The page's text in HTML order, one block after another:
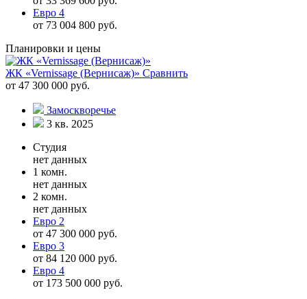
Евро 4
от 73 004 800 руб.
Планировки и цены
ЖК «Vernissage (Вернисаж)» Сравнить
от 47 300 000 руб.
Замоскворечье
3 кв. 2025
Студия
нет данных
1 комн.
нет данных
2 комн.
нет данных
Евро 2
от 47 300 000 руб.
Евро 3
от 84 120 000 руб.
Евро 4
от 173 500 000 руб.